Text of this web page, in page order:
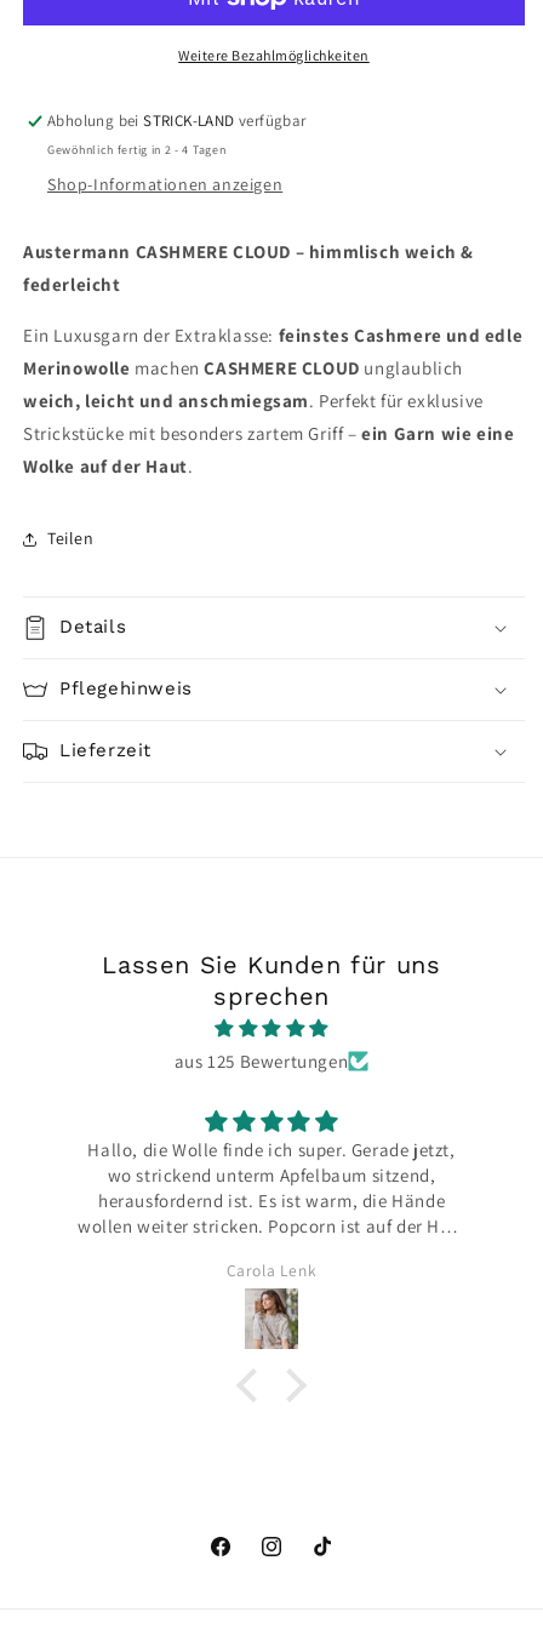
Weitere Bezahlmöglichkeiten
Abholung beiSTRICK-LAND verfügbar
Gewöhnlich fertig in 2 - 4 Tagen
Shop-Informationen anzeigen
Austermann CASHMERE CLOUD – himmlisch weich &
federleicht
Ein Luxusgarn der Extraklasse: feinstes Cashmere und edle
Merinowolle machenCASHMERE CLOUD unglaublich
weich, leicht und anschmiegsam. Perfekt für exklusive
Strickstücke mit besonders zartem Griff –ein Garn wie eine
Wolke auf der Haut.
Teilen
Details
Pflegehinweis
Lieferzeit
Lassen Sie Kunden für uns
sprechen
aus 125 Bewertungen
Hallo, die Wolle finde ich super. Gerade jetzt,
wo strickend unterm Apfelbaum sitzend,
herausfordernd ist. Es ist warm, die Hände
wollen weiter stricken. Popcorn ist auf der Hsut
auch. Bin auf den letzten Metern 😇
Carola Lenk
FacebookInstagramTikTok